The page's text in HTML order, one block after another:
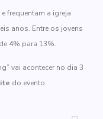
frequentam a igreja
anos. Entre os jovens
4% para 13%.
vai acontecer no dia 3
do evento.